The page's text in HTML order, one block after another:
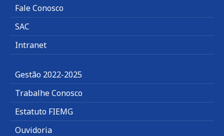
Fale Conosco
SAC
Intranet
Gestão 2022-2025
Trabalhe Conosco
Estatuto FIEMG
Ouvidoria